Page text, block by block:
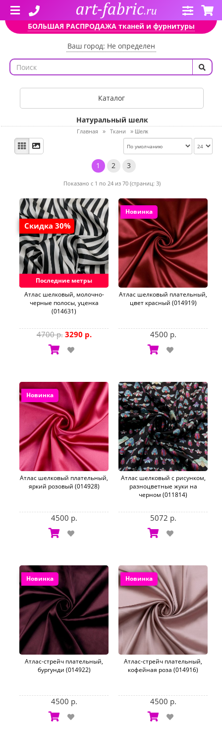
БОЛЬШАЯ РАСПРОДАЖА тканей и фурнитуры
Ваш город: Не определен
Каталог
Натуральный шелк
Главная » Ткани » Шелк
1 2 3
Показано с 1 по 24 из 70 (страниц: 3)
Скидка 30%
Последние метры
Aтлас шелковый, молочно-
черные полосы, уценка
(014631)
4700 р. 3290 р.
Новинка
Атлас шелковый плательный,
цвет красный (014919)
4500 р.
Новинка
Атлас шелковый плательный,
яркий розовый (014928)
4500 р.
Атлас шелковый с рисунком,
разноцветные жуки на
черном (011814)
5072 р.
Новинка
Атлас-стрейч плательный,
бургунди (014922)
4500 р.
Новинка
Атлас-стрейч плательный,
кофейная роза (014916)
4500 р.